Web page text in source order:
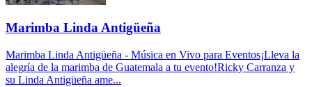
Marimba Linda Antigüeña
Marimba Linda Antigüeña - Música en Vivo para Eventos¡Lleva la
alegría de la marimba de Guatemala a tu evento!Ricky Carranza y
su Linda Antigüeña ame...